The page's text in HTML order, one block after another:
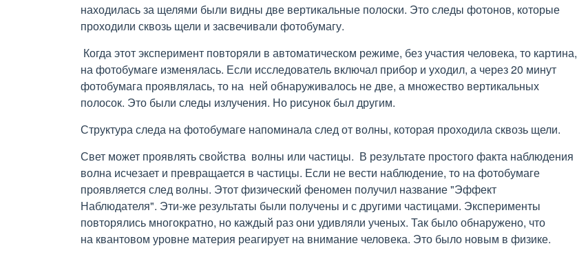
находилась за щелями были видны две вертикальные полоски. Это следы фотонов, которые
проходили сквозь щели и засвечивали фотобумагу.
Когда этот эксперимент повторяли в автоматическом режиме, без участия человека, то картина,
на фотобумаге изменялась. Если исследователь включал прибор и уходил, а через 20 минут
фотобумага проявлялась, то на ней обнаруживалось не две, а множество вертикальных
полосок. Это были следы излучения. Но рисунок был другим.
Структура следа на фотобумаге напоминала след от волны, которая проходила сквозь щели.
Свет может проявлять свойства волны или частицы. В результате простого факта наблюдения
волна исчезает и превращается в частицы. Если не вести наблюдение, то на фотобумаге
проявляется след волны. Этот физический феномен получил название "Эффект
Наблюдателя". Эти-же результаты были получены и с другими частицами. Эксперименты
повторялись многократно, но каждый раз они удивляли ученых. Так было обнаружено, что
на квантовом уровне материя реагирует на внимание человека. Это было новым в физике.